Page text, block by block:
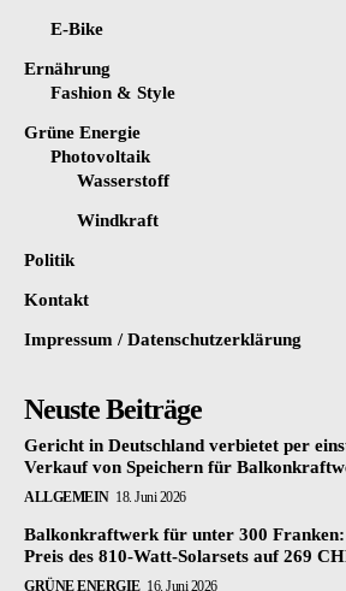
E-Bike
Ernährung
Fashion & Style
Grüne Energie
Photovoltaik
Wasserstoff
Windkraft
Politik
Kontakt
Impressum / Datenschutzerklärung
Neuste Beiträge
Gericht in Deutschland verbietet per
Verkauf von Speichern für
ALLGEMEIN 18. Juni 2026
Balkonkraftwerk für unter 300 Franken:
Preis des 810-Watt-Solarsets auf 269
GRÜNE ENERGIE 16. Juni 2026